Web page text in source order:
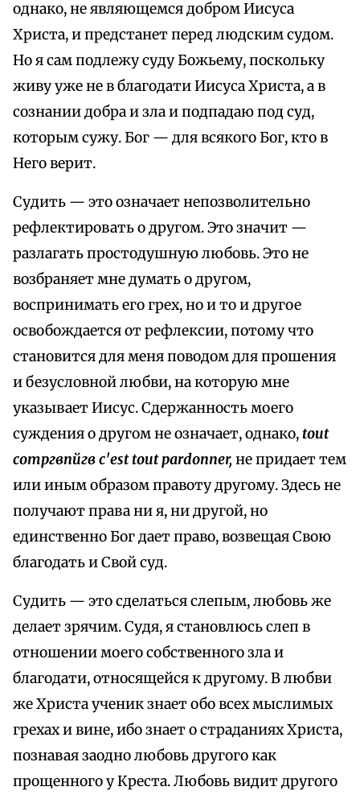
однако, не являющемся добром Иисуса
Христа, и предстанет перед людским судом.
Но я сам подлежу суду Божьему, поскольку
живу уже не в благодати Иисуса Христа, а в
сознании добра и зла и подпадаю под суд,
которым сужу. Бог — для всякого Бог, кто в
Него верит.
Судить — это означает непозволительно
рефлектировать о другом. Это значит —
разлагать простодушную любовь. Это не
возбраняет мне думать о другом,
воспринимать его грех, но и то и другое
освобождается от рефлексии, потому что
становится для меня поводом для прошения
и безусловной любви, на которую мне
указывает Иисус. Сдержанность моего
суждения о другом не означает, однако,tout
сотргвпйгв с'est tout pardonner, не придает тем
или иным образом правоту другому. Здесь не
получают права ни я, ни другой, но
единственно Бог дает право, возвещая Свою
благодать и Свой суд.
Судить — это сделаться слепым, любовь же
делает зрячим. Судя, я становлюсь слеп в
отношении моего собственного зла и
благодати, относящейся к другому. В любви
же Христа ученик знает обо всех мыслимых
грехах и вине, ибо знает о страданиях Христа,
познавая заодно любовь другого как
прощенного у Креста. Любовь видит другого